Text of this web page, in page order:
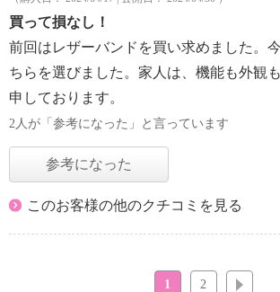
買って損なし！
前回はレザーバンドを買い求めました。
ちらを選びました。家人は、機能も外観
申しております。
2人が「参考になった」と言っています
参考になった
このお客様の他のクチコミを見る
1 2